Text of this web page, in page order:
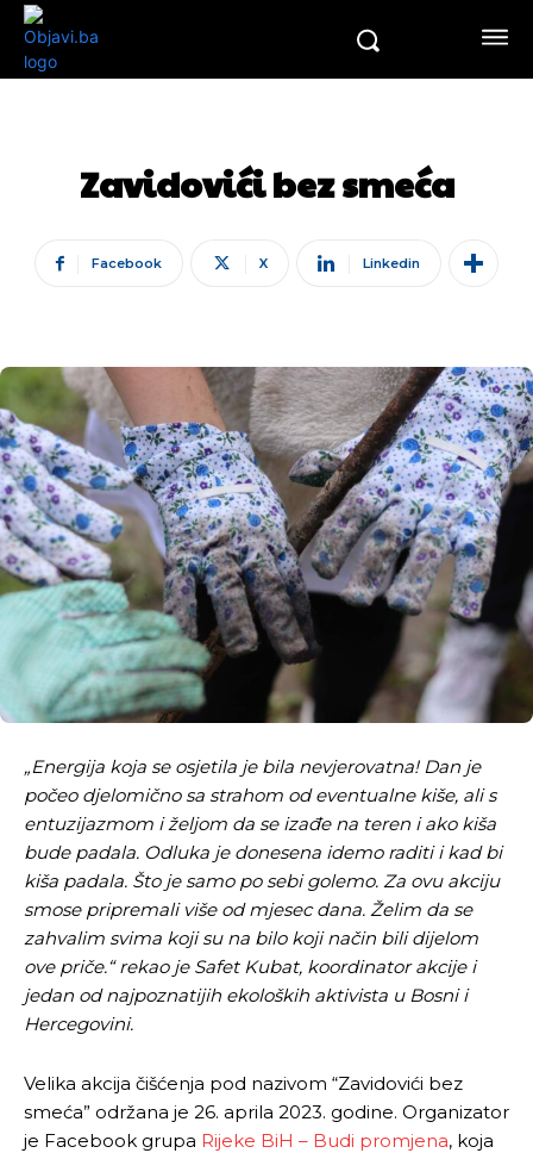
Zavidovići bez smeća
Facebook X Linkedin
„Energija koja se osjetila je bila nevjerovatna! Dan je
počeo djelomično sa strahom od eventualne kiše, ali s
entuzijazmom i željom da se izađe na teren i ako kiša
bude padala. Odluka je donesena idemo raditi i kad bi
kiša padala. Što je samo po sebi golemo. Za ovu akciju
smose pripremali više od mjesec dana. Želim da se
zahvalim svima koji su na bilo koji način bili dijelom
ove priče.“ rekao je Safet Kubat, koordinator akcije i
jedan od najpoznatijih ekoloških aktivista u Bosni i
Hercegovini.
Velika akcija čišćenja pod nazivom “Zavidovići bez
smeća” održana je 26. aprila 2023. godine. Organizator
je Facebook grupa Rijeke BiH – Budi promjena, koja